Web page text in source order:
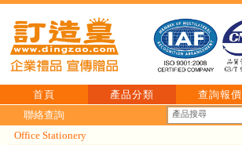
首頁 產品分類 查詢報價
聯絡查詢
Office Stationery